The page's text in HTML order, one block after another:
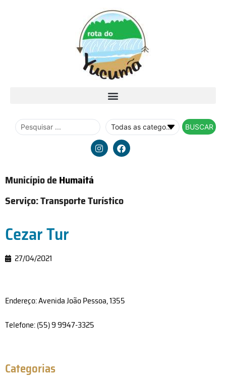
BUSCAR
Município deHumaitá
Serviço:Transporte Turístico
Cezar Tur
27/04/2021
Endereço: Avenida João Pessoa, 1355
Telefone: (55) 9 9947-3325
Categorias